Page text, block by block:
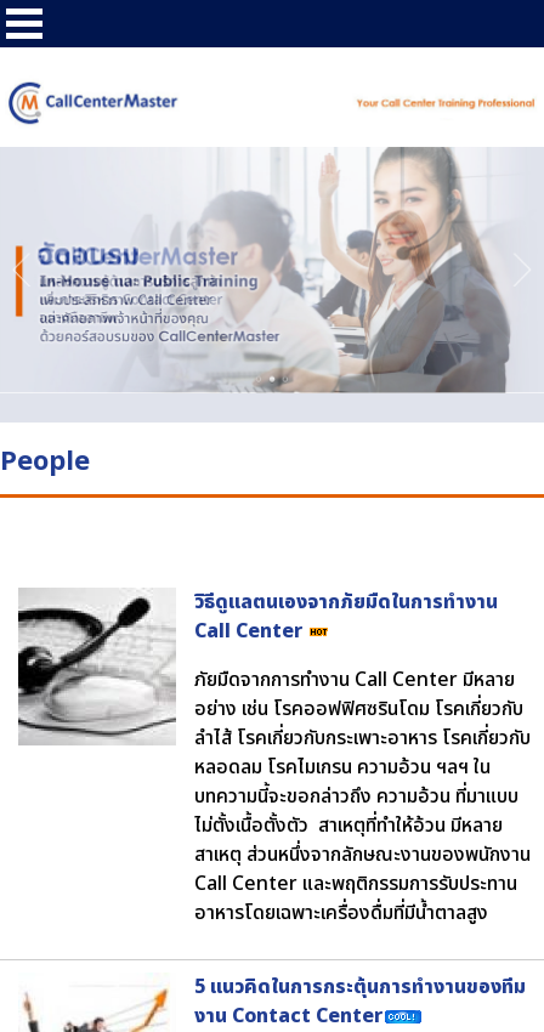
People
วิธีดูแลตนเองจากภัยมืดในการทำงาน
Call Center
ภัยมืดจากการทำงาน Call Center มีหลาย
อย่าง เช่น โรคออฟฟิศซรินโดม โรคเกี่ยวกับ
ลำไส้ โรคเกี่ยวกับกระเพาะอาหาร โรคเกี่ยวกับ
หลอดลม โรคไมเกรน ความอ้วน ฯลฯ ใน
บทความนี้จะขอกล่าวถึง ความอ้วน ที่มาแบบ
ไม่ตั้งเนื้อตั้งตัว สาเหตุที่ทำให้อ้วน มีหลาย
สาเหตุ ส่วนหนึ่งจากลักษณะงานของพนักงาน
Call Center และพฤติกรรมการรับประทาน
อาหารโดยเฉพาะเครื่องดื่มที่มีน้ำตาลสูง
5 แนวคิดในการกระตุ้นการทำงานของทีม
งาน Contact Center